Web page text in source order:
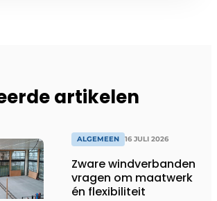
artikelen
ALGEMEEN 16 JULI 2026
Zware windverbanden
vragen om maatwerk
én flexibiliteit